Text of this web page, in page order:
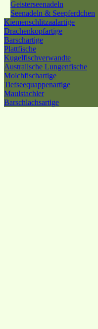
Geisterseenadeln
Seenadeln & Seepferdchen
Kiemenschlitzaalartige
Drachenkopfartige
Barschartige
Plattfische
Kugelfischverwandte
Australische Lungenfische
Molchfischartige
Tiefseequappenartige
Maulstachler
Barschlachsartige